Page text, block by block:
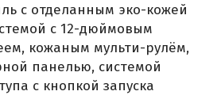
с отделанным эко-кожей
с 12-дюймовым
кожаным мульти-рулём,
панелью, системой
с кнопкой запуска